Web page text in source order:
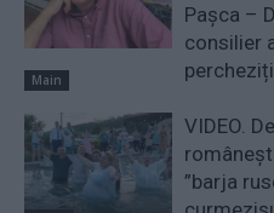
Main
Pașca –
consilier
VIDEO.
”barja